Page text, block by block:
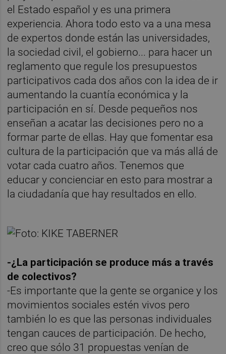
el Estado español y es una primera
experiencia. Ahora todo esto va a una mesa
de expertos donde están las universidades,
la sociedad civil, el gobierno... para hacer un
reglamento que regule los presupuestos
participativos cada dos años con la idea de ir
aumentando la cuantía económica y la
participación en sí. Desde pequeños nos
enseñan a acatar las decisiones pero no a
formar parte de ellas. Hay que fomentar esa
cultura de la participación que va más allá de
votar cada cuatro años. Tenemos que
educar y concienciar en esto para mostrar a
la ciudadanía que hay resultados en ello.
-¿La participación se produce más a través
de colectivos?
-Es importante que la gente se organice y los
movimientos sociales estén vivos pero
también lo es que las personas individuales
tengan cauces de participación. De hecho,
creo que sólo 31 propuestas venían de